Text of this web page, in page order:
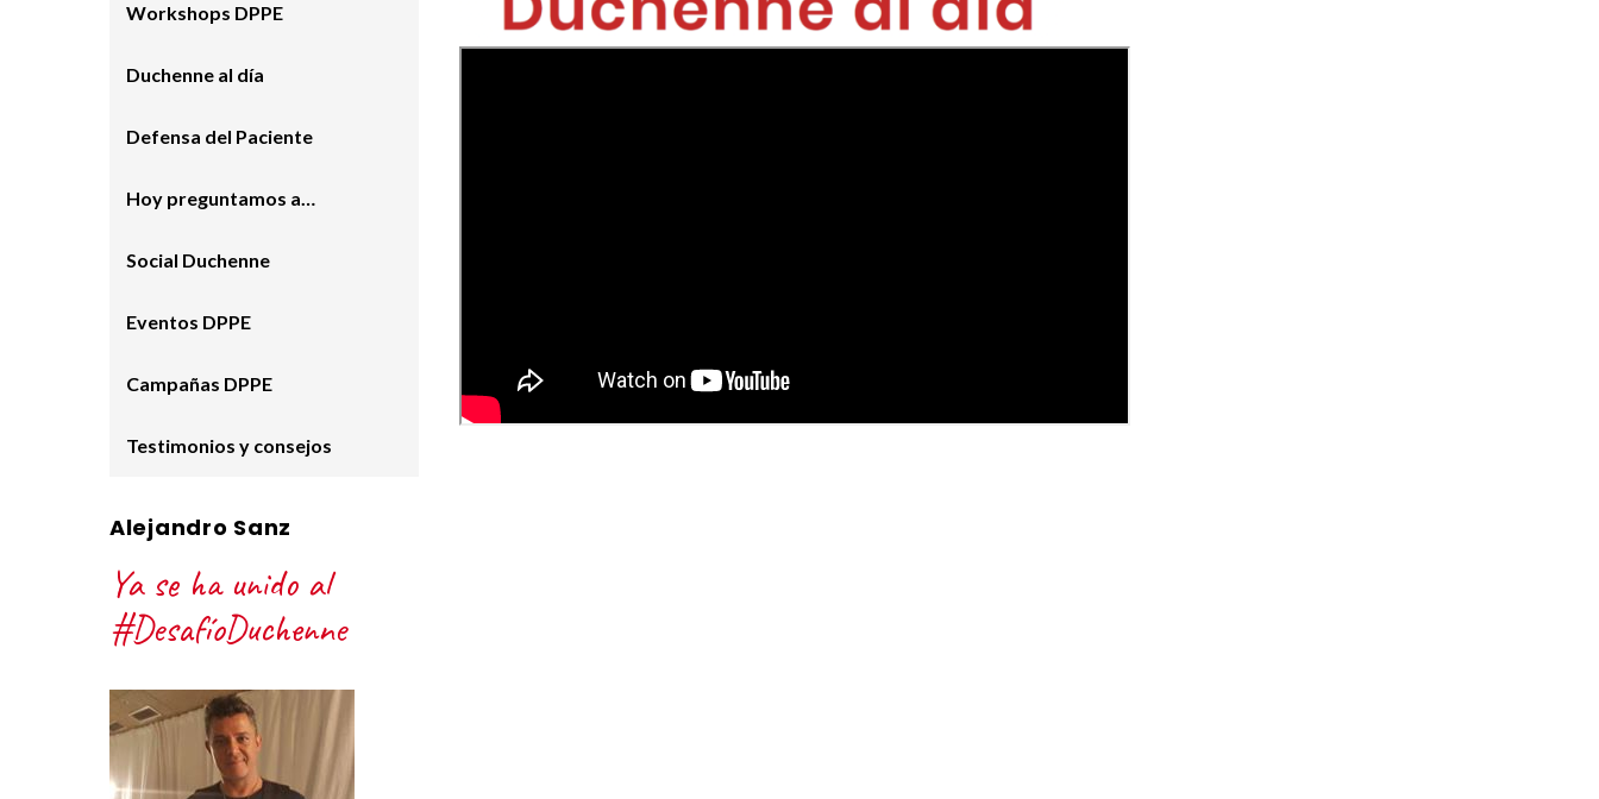
Workshops DPPE
Duchenne al día
Defensa del Paciente
Hoy preguntamos a…
Social Duchenne
Eventos DPPE
Campañas DPPE
Testimonios y consejos
Alejandro Sanz
Ya se ha unido al
#DesafíoDuchenne